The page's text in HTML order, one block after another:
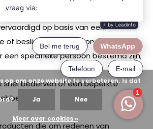
die niet geprefabriceerd zijn
op basis van een
of beslissing van de consument, of
een specifieke persoon bestemd zijn;
snel bederven of een beperkte
die om redenen van
op om onze website te verbeteren. Is dat
Ja Nee
Meer over cookies »